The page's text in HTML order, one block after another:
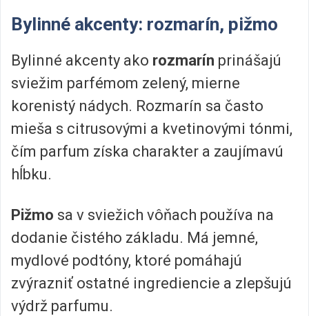
Bylinné akcenty: rozmarín, pižmo
Bylinné akcenty ako rozmarín prinášajú
sviežim parfémom zelený, mierne
korenistý nádych. Rozmarín sa často
mieša s citrusovými a kvetinovými tónmi,
čím parfum získa charakter a zaujímavú
hĺbku.
Pižmo sa v sviežich vôňach používa na
dodanie čistého základu. Má jemné,
mydlové podtóny, ktoré pomáhajú
zvýrazniť ostatné ingrediencie a zlepšujú
výdrž parfumu.